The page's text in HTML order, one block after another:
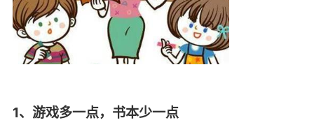
1、游戏多一点，书本少一点